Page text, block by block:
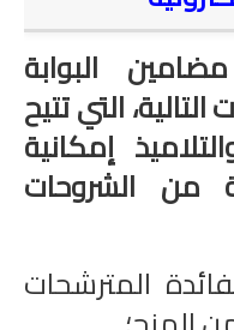
البوابة
التي تتيح
إمكانية
من الشروحات
المترشحات